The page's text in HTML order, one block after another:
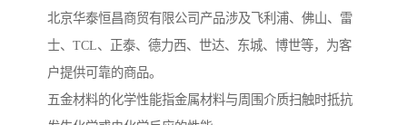
北京华泰恒昌商贸有限公司产品涉及飞利浦、佛山、雷
士、TCL、正泰、德力西、世达、东城、博世等，为客
户提供可靠的商品。
五金材料的化学性能指金属材料与周围介质扫触时抵抗